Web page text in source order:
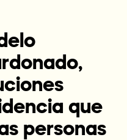
que
personas